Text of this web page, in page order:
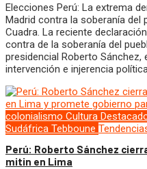
Elecciones Perú: La extrema
Madrid contra la soberanía del
Cuadra. La reciente
contra de la soberanía del
presidencial Roberto Sánchez,
intervención e injerencia
colonialismo Cultura
Sudáfrica Tebboune
Perú: Roberto Sánchez
mitin en Lima